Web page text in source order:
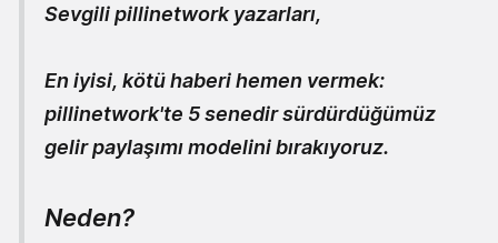
Sevgili pillinetwork yazarları,
En iyisi, kötü haberi hemen vermek:
pillinetwork'te 5 senedir sürdürdüğümüz
gelir paylaşımı modelini bırakıyoruz.
Neden?